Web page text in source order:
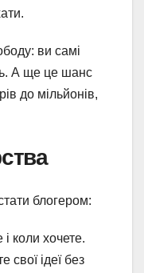
ви самі
А ще це шанс
до мільйонів,
блогером:
коли хочете.
свої ідеї без